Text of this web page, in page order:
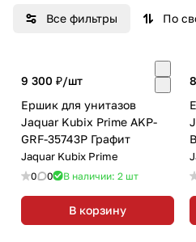
Все фильтры
9 300 ₽/шт
Ершик для унитазов
Jaquar Kubix Prime AKP-
GRF-35743P Графит
Jaquar Kubix Prime
0 0 В наличии: 2 шт
В корзину